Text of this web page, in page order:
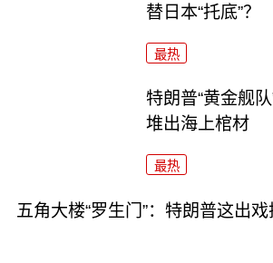
替日本“托底”？
最热
特朗普“黄金舰
堆出海上棺材
最热
五角大楼“罗生门”：特朗普这出